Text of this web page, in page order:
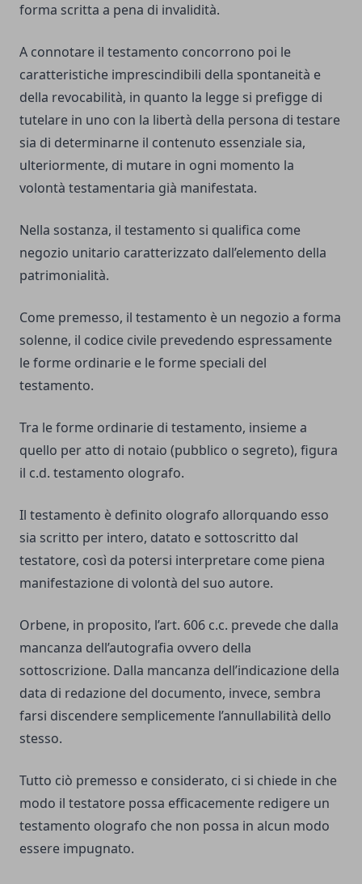
forma scritta a pena di invalidità.
A connotare il testamento concorrono poi le
caratteristiche imprescindibili della spontaneità e
della revocabilità, in quanto la legge si prefigge di
tutelare in uno con la libertà della persona di testare
sia di determinarne il contenuto essenziale sia,
ulteriormente, di mutare in ogni momento la
volontà testamentaria già manifestata.
Nella sostanza, il testamento si qualifica come
negozio unitario caratterizzato dall’elemento della
patrimonialità.
Come premesso, il testamento è un negozio a forma
solenne, il codice civile prevedendo espressamente
le forme ordinarie e le forme speciali del
testamento.
Tra le forme ordinarie di testamento, insieme a
quello per atto di notaio (pubblico o segreto), figura
il c.d. testamento olografo.
Il testamento è definito olografo allorquando esso
sia scritto per intero, datato e sottoscritto dal
testatore, così da potersi interpretare come piena
manifestazione di volontà del suo autore.
Orbene, in proposito, l’art. 606 c.c. prevede che dalla
mancanza dell’autografia ovvero della
sottoscrizione. Dalla mancanza dell’indicazione della
data di redazione del documento, invece, sembra
farsi discendere semplicemente l’annullabilità dello
stesso.
Tutto ciò premesso e considerato, ci si chiede in che
modo il testatore possa efficacemente redigere un
testamento olografo che non possa in alcun modo
essere impugnato.